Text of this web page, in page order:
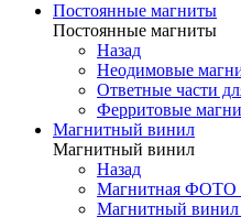
Постоянные магниты
Постоянные магниты
Назад
Неодимовые
Ответные части
Ферритовые
Магнитный винил
Магнитный винил
Назад
Магнитная ФОТО
Магнитный винил